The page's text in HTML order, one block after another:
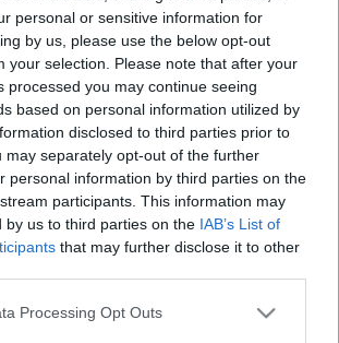
personal or sensitive information for
by us, please use the below opt-out
your selection. Please note that after your
processed you may continue seeing
based on personal information utilized by
disclosed to third parties prior to
may separately opt-out of the further
personal information by third parties on the
participants. This information may
by us to third parties on the IAB’s List of
that may further disclose it to other
website/app uses one or more Google
Processing Opt Outs
ebel
Pálffy kettőt lőtt Munrónak